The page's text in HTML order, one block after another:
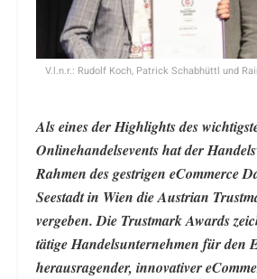
V.l.n.r.: Rudolf Koch, Patrick Schabhüttl und
Als eines der Highlights des
Onlinehandelsevents hat der
Rahmen des gestrigen eCommerce
Seestadt in Wien die Austrian
vergeben. Die Trustmark Awards
tätige Handelsunternehmen für den
herausragender, innovativer